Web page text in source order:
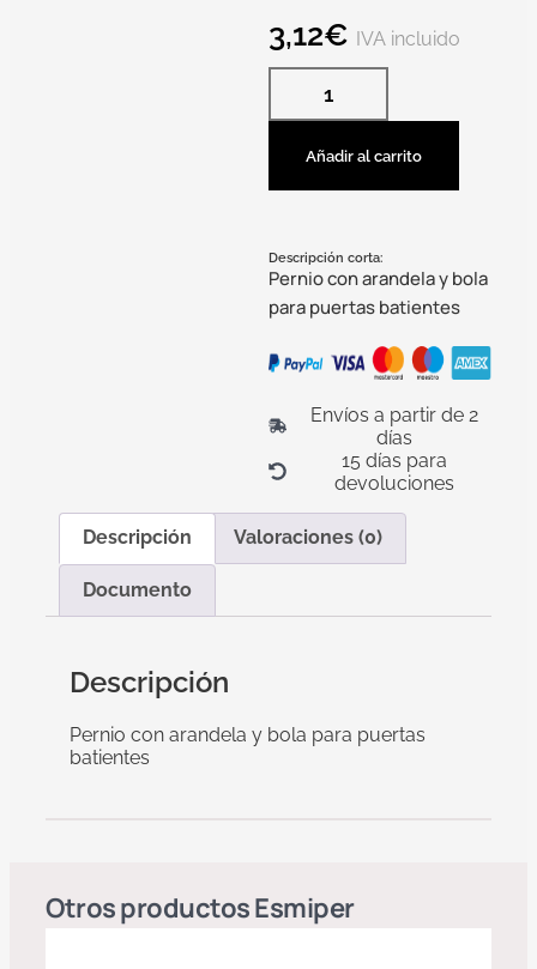
3,12€ IVA incluido
Añadir al carrito
Descripción corta:
Pernio con arandela y bola
para puertas batientes
Envíos a partir de 2
días
15 días para
devoluciones
Descripción Valoraciones (0)
Documento
Descripción
Pernio con arandela y bola para puertas
batientes
Otros productosEsmiper